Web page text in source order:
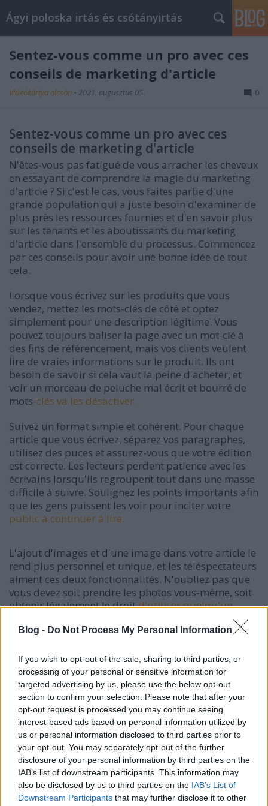
Blog - Do Not Process My Personal Information
If you wish to opt-out of the sale, sharing to third parties, or
processing of your personal or sensitive information for
targeted advertising by us, please use the below opt-out
section to confirm your selection. Please note that after your
opt-out request is processed you may continue seeing
interest-based ads based on personal information utilized by
us or personal information disclosed to third parties prior to
your opt-out. You may separately opt-out of the further
disclosure of your personal information by third parties on the
IAB’s list of downstream participants. This information may
also be disclosed by us to third parties on the IAB’s List of
Downstream Participants that may further disclose it to other
Ágyi poloska irtás és csótányirtás
Sentez-vous comme un pro avec ces
conseils de marketing d'article
Videókártya olcsón • 2021. augusztus 05. 0
Sentez-vous comme un pro avec ces
conseils de marketing d'article
N'êtes-vous pas fatigué de vous arracher les cheveux
en essayant de comprendre la magie du marketing
d'article ? Si c'est le cas, vous faites partie d'une
grande population qui a juste besoin d'examiner de
plus près les ressources fournies et d'en savoir plus
sur les tenants et les aboutissants du marketing
d'article dans l'ensemble du processus. Commencez
par ces conseils pour avoir une bonne idée de tout
cela.
Lorsque vous écrivez sur les produits que vous
vendez, mettez les mots-clés de côté et optez
simplement pour une description légitime. Vous
pouvez toujours baliser la page avec un mot-clé à
des fins de référencement, mais vos clients veulent
lire de vraies informations sur le produit. Ils ont
besoin de savoir si cela vaut la peine d'acheter, et
voir un morceau de peluche mal écrit et bourré de
mots-clés va les désactiver.
Suivez un format simple et cohérent. Pour chaque
article que vous écrivez, séparez vos paragraphes,
utilisez des puces et assurez-vous que votre édition
est correcte. Les lecteurs perdent patience avec les
écrivains lorsqu'ils regroupent tout dans une masse
difficile à suivre. Soulignez les points importants afin
que les gens puissent les voir pour inciter votre
public à continuer à lire.
L'ajout d'images et d'une image dans votre article le
rend plus personnel et unique, et les téléspectateurs
aiment ces deux fonctionnalités. N'oubliez pas que
vous devez soit prendre les photos vous-même, soit
obtenir légalement le droitd'utiliser quelqu'un
devrait avoir un appel à l'action à la fin, mais
souvent, ils sont beaucoup trop évidents. Votre
article doit entrer directement dans l'appel à l'action
sans que vos lecteurs ne s'en rendent compte.
Entraînez-vous à le faire jusqu'à ce que cela
devienne naturel pour vous.
Une fois que votre article a été accepté et publié
dans un annuaire d'articles, n'oubliez pas de le
visiter et de vérifier que tous les liens de l'article
fonctionnent correctement. Les bons liens sont une
partie importante de toute stratégie de marketing